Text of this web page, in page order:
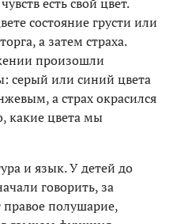
состояние грусти или
а затем страха.
произошли
серый или синий цвета
а страх окрасился
какие цвета мы
и язык. У детей до
говорить, за
правое полушарие,